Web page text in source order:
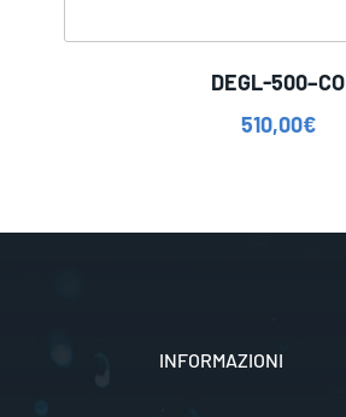
DEGL-500–CO
510,00€
INFORMAZIONI